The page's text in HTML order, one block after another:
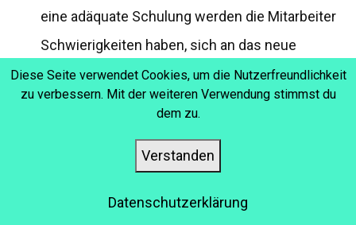
eine adäquate Schulung werden die Mitarbeiter
Schwierigkeiten haben, sich an das neue
System anzupassen und es effektiv zu nutzen.
Eine unzureichende Schulung kann zu
letztendlich zu einer ineffektiven Nutzung des
Diese Seite verwendet Cookies, um die Nutzerfreundlichkeit
zu verbessern. Mit der weiteren Verwendung stimmst du
dem zu.
Verstanden
Datenschutzerklärung